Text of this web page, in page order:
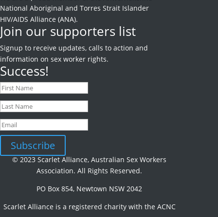
National Aboriginal and Torres Strait Islander
HIV/AIDS Alliance (ANA).
Join our supporters list
Signup to receive updates, calls to action and
information on sex worker rights.
Success!
Subscribe
© 2023 Scarlet Alliance, Australian Sex Workers
Association. All Rights Reserved.
PO Box 854, Newtown NSW 2042
Scarlet Alliance is a registered charity with the ACNC